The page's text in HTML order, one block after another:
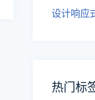
热门标